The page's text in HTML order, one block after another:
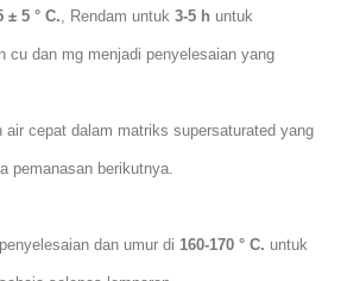
± 5 ° C. , Rendam untuk3-5 h untuk
cu dan mg menjadi penyelesaian yang
air cepat dalam matriks supersaturated yang
pemanasan berikutnya.
dan umur di 160-170 ° C. untuk